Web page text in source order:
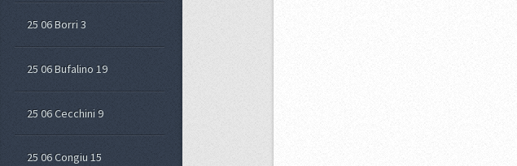
25 06 Borri 3
25 06 Bufalino 19
25 06 Cecchini 9
25 06 Congiu 15